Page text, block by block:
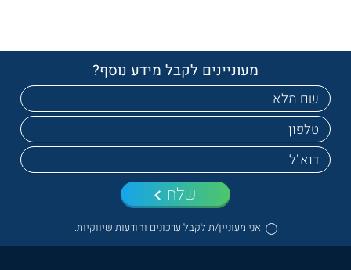
מעוניינים לקבל מידע נוסף?
אני מעוניין/ת לקבל עדכונים והודעות שיווקיות.
שלח